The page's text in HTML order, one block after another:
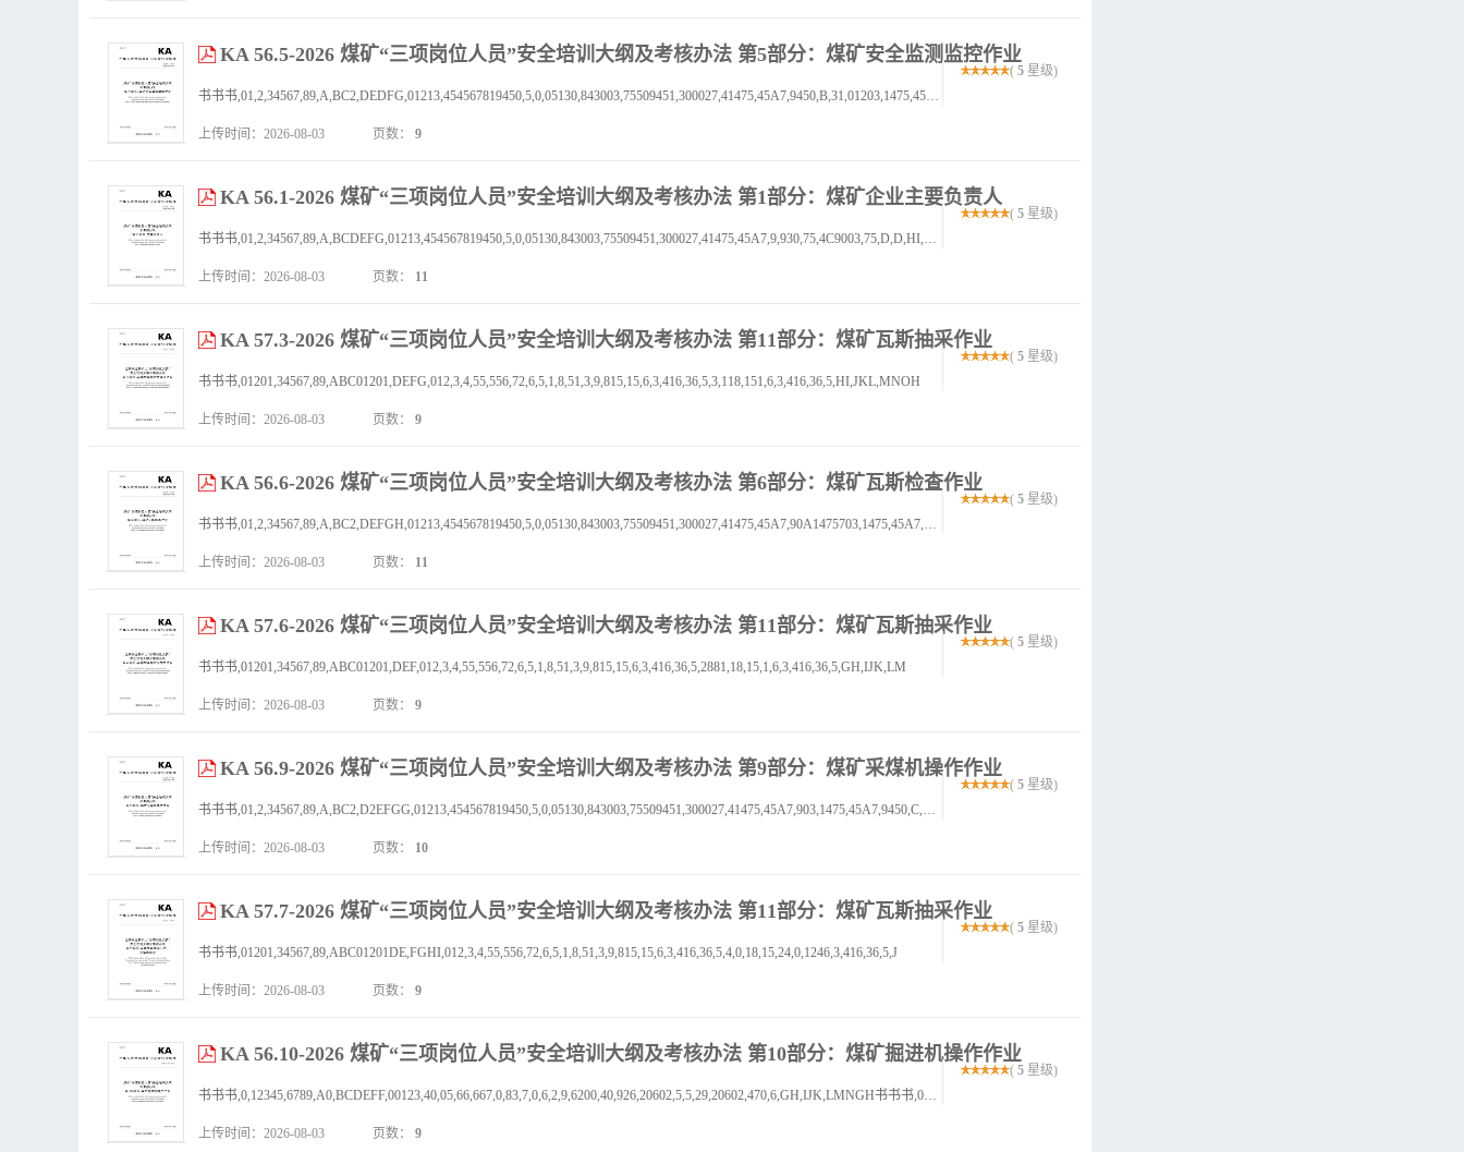
KA 56.5-2026 煤矿“三项岗位人员”安全培训大纲及考核办法 第5部分：煤矿安全监测监控作业
书书书,01,2,34567,89,A,BC2,DEDFG,01213,454567819450,5,0,05130,843003,75509451,300027,41475,45A7,9450,B,31,01203,1475,45A7,9
上传时间：2026-08-03 页数： 9
( 5 星级)
KA 56.1-2026 煤矿“三项岗位人员”安全培训大纲及考核办法 第1部分：煤矿企业主要负责人
书书书,01,2,34567,89,A,BCDEFG,01213,454567819450,5,0,05130,843003,75509451,300027,41475,45A7,9,930,75,4C9003,75,D,D,HI,D,D
上传时间：2026-08-03 页数： 11
( 5 星级)
KA 57.3-2026 煤矿“三项岗位人员”安全培训大纲及考核办法 第11部分：煤矿瓦斯抽采作业
书书书,01201,34567,89,ABC01201,DEFG,012,3,4,55,556,72,6,5,1,8,51,3,9,815,15,6,3,416,36,5,3,118,151,6,3,416,36,5,HI,JKL,MNOH
上传时间：2026-08-03 页数： 9
( 5 星级)
KA 56.6-2026 煤矿“三项岗位人员”安全培训大纲及考核办法 第6部分：煤矿瓦斯检查作业
书书书,01,2,34567,89,A,BC2,DEFGH,01213,454567819450,5,0,05130,843003,75509451,300027,41475,45A7,90A1475703,1475,45A7,9450,D
上传时间：2026-08-03 页数： 11
( 5 星级)
KA 57.6-2026 煤矿“三项岗位人员”安全培训大纲及考核办法 第11部分：煤矿瓦斯抽采作业
书书书,01201,34567,89,ABC01201,DEF,012,3,4,55,556,72,6,5,1,8,51,3,9,815,15,6,3,416,36,5,2881,18,15,1,6,3,416,36,5,GH,IJK,LM
上传时间：2026-08-03 页数： 9
( 5 星级)
KA 56.9-2026 煤矿“三项岗位人员”安全培训大纲及考核办法 第9部分：煤矿采煤机操作作业
书书书,01,2,34567,89,A,BC2,D2EFGG,01213,454567819450,5,0,05130,843003,75509451,300027,41475,45A7,903,1475,45A7,9450,C,C,HI
上传时间：2026-08-03 页数： 10
( 5 星级)
KA 57.7-2026 煤矿“三项岗位人员”安全培训大纲及考核办法 第11部分：煤矿瓦斯抽采作业
书书书,01201,34567,89,ABC01201DE,FGHI,012,3,4,55,556,72,6,5,1,8,51,3,9,815,15,6,3,416,36,5,4,0,18,15,24,0,1246,3,416,36,5,J
上传时间：2026-08-03 页数： 9
( 5 星级)
KA 56.10-2026 煤矿“三项岗位人员”安全培训大纲及考核办法 第10部分：煤矿掘进机操作作业
书书书,0,12345,6789,A0,BCDEFF,00123,40,05,66,667,0,83,7,0,6,2,9,6200,40,926,20602,5,5,29,20602,470,6,GH,IJK,LMNGH书书书,0,1234
上传时间：2026-08-03 页数： 9
( 5 星级)